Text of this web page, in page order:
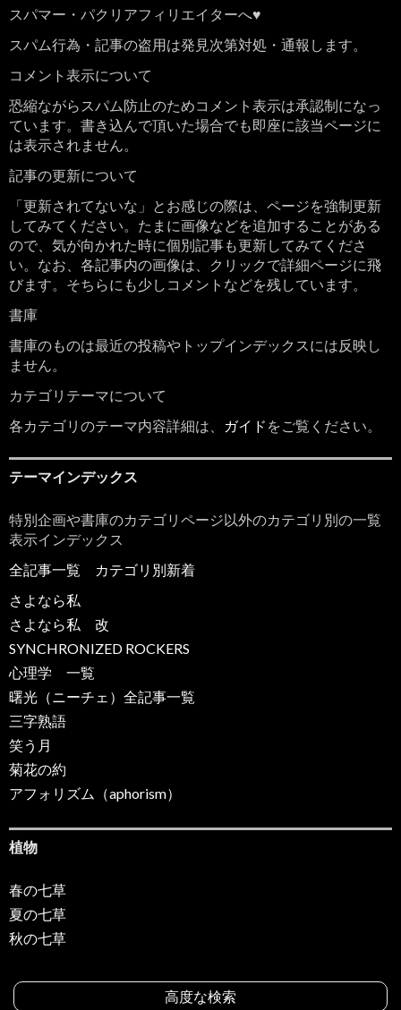
スパマー・パクリアフィリエイターへ♥
スパム行為・記事の盗用は発見次第対処・通報します。
コメント表示について
恐縮ながらスパム防止のためコメント表示は承認制になっ
ています。書き込んで頂いた場合でも即座に該当ページに
は表示されません。
記事の更新について
「更新されてないな」とお感じの際は、ページを強制更新
してみてください。たまに画像などを追加することがある
ので、気が向かれた時に個別記事も更新してみてくださ
い。なお、各記事内の画像は、クリックで詳細ページに飛
びます。そちらにも少しコメントなどを残しています。
書庫
書庫のものは最近の投稿やトップインデックスには反映し
ません。
カテゴリテーマについて
各カテゴリのテーマ内容詳細は、
ガイド をご覧ください。
テーマインデックス
特別企画や書庫のカテゴリページ以外のカテゴリ別の一覧
表示インデックス
全記事一覧
カテゴリ別新着
さよなら私
さよなら私 改
SYNCHRONIZED ROCKERS
心理学 一覧
曙光（ニーチェ）全記事一覧
三字熟語
笑う月
菊花の約
アフォリズム（aphorism）
植物
春の七草
夏の七草
秋の七草
高度な検索